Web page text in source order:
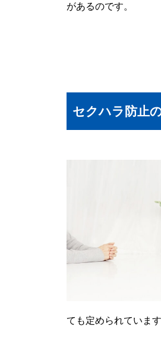
があるのです。
セクハラ防止
ても定められています